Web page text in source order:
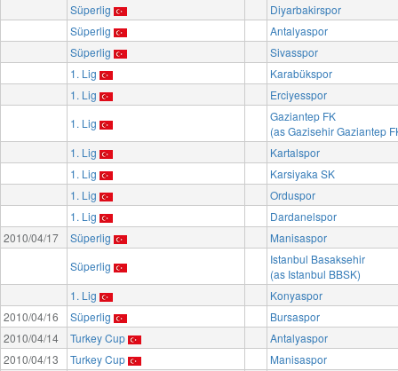
Süperlig
Diyarbakirspor
Süperlig
Antalyaspor
Süperlig
Sivasspor
1. Lig
Karabükspor
1. Lig
Erciyesspor
1. Lig
Gaziantep FK
(as Gazisehir Gaziantep
1. Lig
Kartalspor
1. Lig
Karsiyaka SK
1. Lig
Orduspor
1. Lig
Dardanelspor
2010/04/17
Süperlig
Manisaspor
Süperlig
Istanbul Basaksehir
(as Istanbul BBSK)
1. Lig
Konyaspor
2010/04/16
Süperlig
Bursaspor
2010/04/14
Turkey Cup
Antalyaspor
2010/04/13
Turkey Cup
Manisaspor